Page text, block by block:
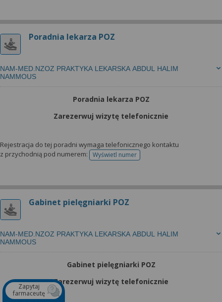
Poradnia lekarza POZ
NAM-MED.NZOZ PRAKTYKA LEKARSKA ABDUL HALIM
NAMMOUS
Poradnia lekarza POZ
Zarezerwuj wizytę telefonicznie
Rejestracja do tej poradni wymaga telefonicznego kontaktu
z przychodnią pod numerem:
Wyświetl numertelefonu do rejestracji
Gabinet pielęgniarki POZ
NAM-MED.NZOZ PRAKTYKA LEKARSKA ABDUL HALIM
NAMMOUS
Gabinet pielęgniarki POZ
Zarezerwuj wizytę telefonicznie
Zapytaj
farmaceutę